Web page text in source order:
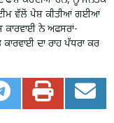
ਟੀਮ ਵੱਲੋਂ ਪੇਸ਼ ਕੀਤੀਆਂ ਗਈਆਂ
ਕਾਰਵਾਈ ਨੇ ਅਫਸਰਾਂ-
ਦਾ ਰਾਹ ਪੱਧਰਾ ਕਰ